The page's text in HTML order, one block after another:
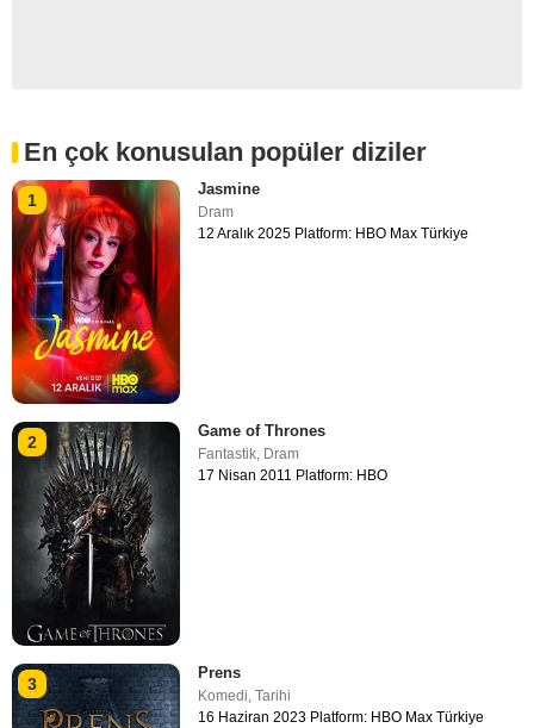
En çok konusulan popüler diziler
1
Jasmine
Dram
12 Aralık 2025 Platform: HBO Max Türkiye
2
Game of Thrones
Fantastik, Dram
17 Nisan 2011 Platform: HBO
3
Prens
Komedi,Tarihi
16 Haziran 2023 Platform: HBO Max Türkiye